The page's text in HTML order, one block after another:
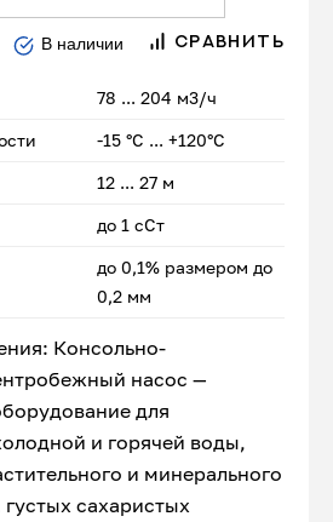
В наличии СРАВНИТЬ
78 ... 204 м3/ч
-15 °С ... +120°С
12 ... 27 м
до 1 сСт
до 0,1% размером до
0,2 мм
Консольно-
насос —
для
и горячей воды,
и минерального
сахаристых